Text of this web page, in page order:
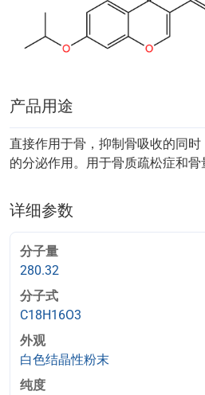
产品用途
直接作用于骨，抑制骨吸收的同
的分泌作用。用于骨质疏松症和骨
详细参数
分子量
280.32
分子式
C18H16O3
外观
白色结晶性粉末
纯度